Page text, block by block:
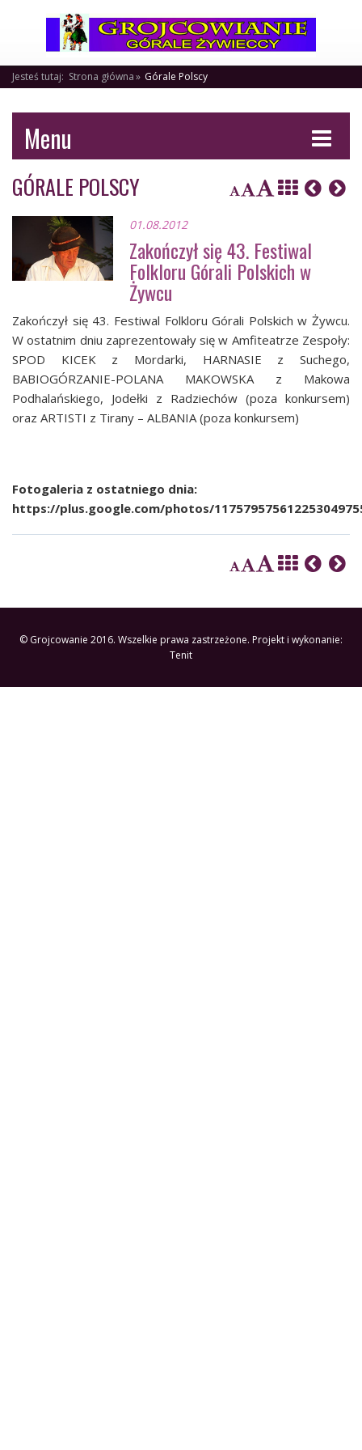
Jesteś tutaj: Strona główna Górale Polscy
Menu
GÓRALE POLSCY
01.08.2012
Zakończył się 43. Festiwal
Folkloru Górali Polskich w
Żywcu
Zakończył się 43. Festiwal Folkloru Górali Polskich w Żywcu.
W ostatnim dniu zaprezentowały się w Amfiteatrze Zespoły:
SPOD KICEK z Mordarki, HARNASIE z Suchego,
BABIOGÓRZANIE-POLANA MAKOWSKA z Makowa
Podhalańskiego, Jodełki z Radziechów (poza konkursem)
oraz ARTISTI z Tirany – ALBANIA (poza konkursem)
Fotogaleria z ostatniego dnia:
https://plus.google.com/photos/
© Grojcowanie 2016. Wszelkie prawa zastrzeżone. Projekt i wykonanie:
Tenit